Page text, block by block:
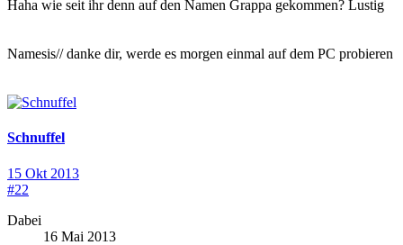
Haha wie seit ihr denn auf den Namen Grappa gekommen? Lustig
Namesis// danke dir, werde es morgen einmal auf dem PC probieren
Schnuffel
15 Okt 2013
#22
Dabei
16 Mai 2013